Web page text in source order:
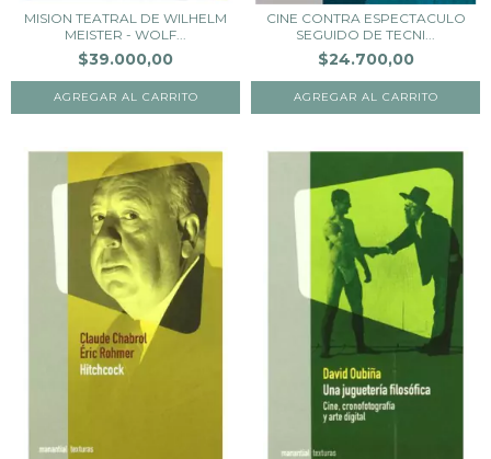
MISION TEATRAL DE WILHELM
MEISTER - WOLF...
$39.000,00
CINE CONTRA ESPECTACULO
SEGUIDO DE TECNI...
$24.700,00